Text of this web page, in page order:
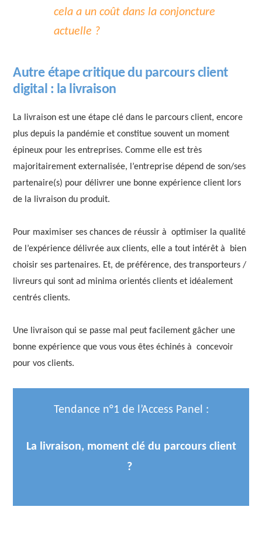
cela a un coût dans la conjoncture
actuelle ?
Autre étape critique du parcours client
digital : la livraison
La livraison est une étape clé dans le parcours client, encore
plus depuis la pandémie et constitue souvent un moment
épineux pour les entreprises. Comme elle est très
majoritairement externalisée, l’entreprise dépend de son/ses
partenaire(s) pour délivrer une bonne expérience client lors
de la livraison du produit.
Pour maximiser ses chances de réussir à optimiser la qualité
de l’expérience délivrée aux clients, elle a tout intérêt à bien
choisir ses partenaires. Et, de préférence, des transporteurs /
livreurs qui sont ad minima orientés clients et idéalement
centrés clients.
Une livraison qui se passe mal peut facilement gâcher une
bonne expérience que vous vous êtes échinés à concevoir
pour vos clients.
Tendance n°1 de l’Access Panel :
La livraison, moment clé du parcours client
?